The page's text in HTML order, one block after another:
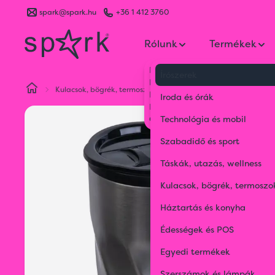
spark@spark.hu +36 1 412 3760
Rólunk
Kik vagyunk
Kapcsolat
Blog
Karrier
Gyakran Ismételt Kérdések
Termékek
Iroda és órák
Technológia és mobil
Szabadidő és sport
Táskák, utazás, wellness
Kulacsok, bögrék,
Háztartás és konyha
Édességek és POS
Egyedi termékek
Kulacsok, bögrék, termoszok